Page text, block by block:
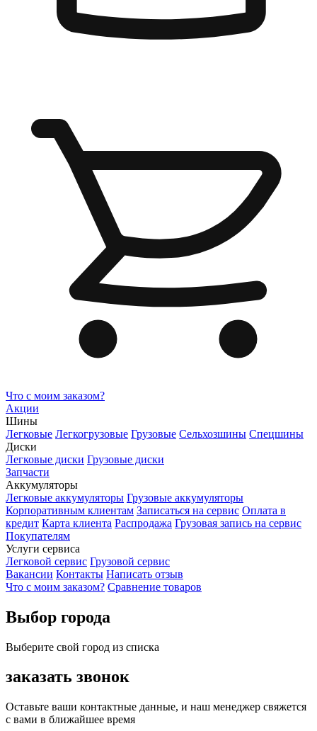
Что с моим заказом?
Акции
Шины
Легковые Легкогрузовые Грузовые Сельхозшины Спецшины
Диски
Легковые диски Грузовые диски
Запчасти
Аккумуляторы
Легковые аккумуляторы Грузовые аккумуляторы
Корпоративным клиентам Записаться на сервис Оплата в
кредит Карта клиента Распродажа Грузовая запись на сервис
Покупателям
Услуги сервиса
Легковой сервис Грузовой сервис
Вакансии Контакты Написать отзыв
Что с моим заказом? Сравнение товаров
Выбор города
Выберите свой город из списка
заказать звонок
Оставьте ваши контактные данные, и наш менеджер свяжется
с вами в ближайшее время